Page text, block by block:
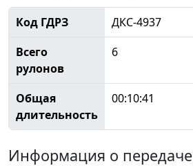
Код ГДРЗ
ДКС-4937
Всего
рулонов
6
Общая
длительность
00:10:41
Информация о передаче